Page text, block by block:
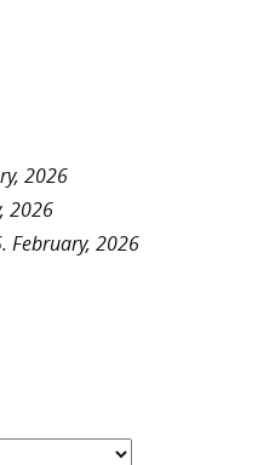
2026
2026
February, 2026